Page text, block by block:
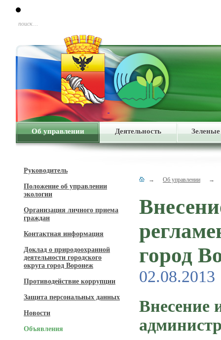
поиск…
Об управлении Деятельность
Руководитель
Положение об управлении
экологии
Организация личного приема
граждан
Контактная информация
Доклад о природоохранной
деятельности городского
округа город Воронеж
Противодействие коррупции
Защита персональных данных
Новости
Объявления
→ Об управлении →
город
02.08.2013
Внесение